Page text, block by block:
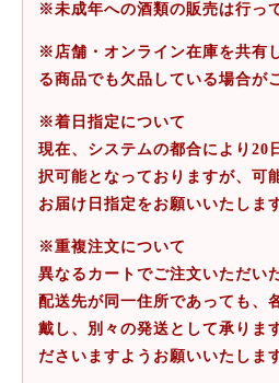
※未成年への酒類の販売は行っ
※店舗・オンライン在庫を共有
る商品でも欠品している場合が
※着日指定について
現在、システムの都合により20
択可能となっておりますが、可
お届け日指定をお願いいたしま
※重複注文について
異なるカートでご注文いただい
配送先が同一住所であっても、
戴し、別々の発送として承りま
ださいますようお願いいたしま